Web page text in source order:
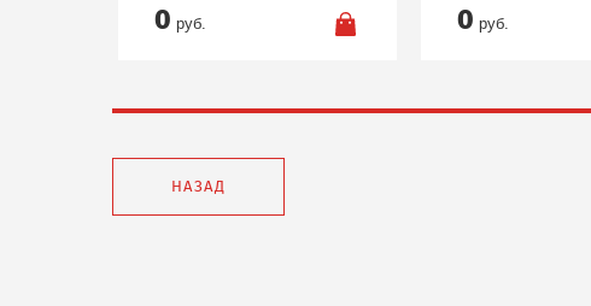
0 руб. 0 руб.
НАЗАД